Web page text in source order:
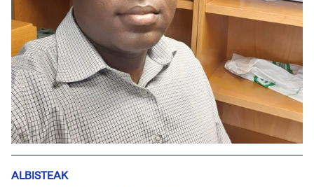
ALBISTEAK